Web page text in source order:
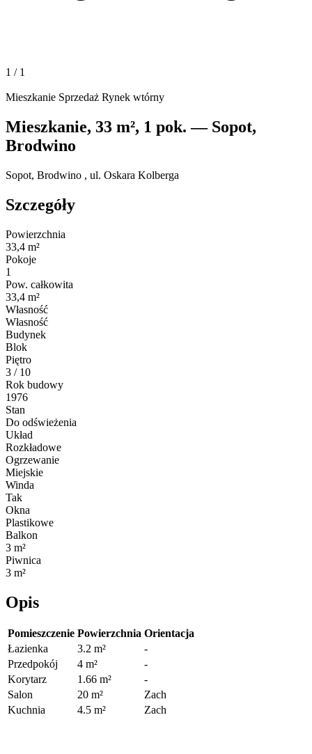
1 / 1
Mieszkanie Sprzedaż Rynek wtórny
Mieszkanie, 33 m², 1 pok. — Sopot,
Brodwino
Sopot, Brodwino , ul. Oskara Kolberga
Szczegóły
Powierzchnia
33,4 m²
Pokoje
1
Pow. całkowita
33,4 m²
Własność
Własność
Budynek
Blok
Piętro
3 / 10
Rok budowy
1976
Stan
Do odświeżenia
Układ
Rozkładowe
Ogrzewanie
Miejskie
Winda
Tak
Okna
Plastikowe
Balkon
3 m²
Piwnica
3 m²
Opis
Pomieszczenie Powierzchnia Orientacja
Łazienka
3.2 m²
-
Przedpokój
4 m²
-
Korytarz
1.66 m²
-
Salon
20 m²
Zach
Kuchnia
4.5 m² Zach